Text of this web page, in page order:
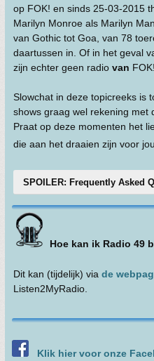
op FOK! en sinds 25-03-2015
Marilyn Monroe als Marilyn
van Gothic tot Goa, van 78
daartussen in. Of in het geval
zijn echter geen radio van FOK!
Slowchat in deze topicreeks is
shows graag wel rekening met
Praat op deze momenten het
die aan het draaien zijn voor
SPOILER: Frequently Asked
Hoe kan ik Radio 49
Dit kan (tijdelijk) via de
Listen2MyRadio.
Klik hier voor onze